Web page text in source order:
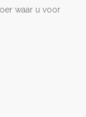
waar u voor